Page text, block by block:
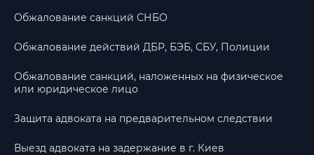
Обжалование санкций СНБО
Обжалование действий ДБР, БЭБ, СБУ, Полиции
Обжалование санкций, наложенных на физическое
или юридическое лицо
Защита адвоката на предварительном следствии
Выезд адвоката на задержание в г. Киев